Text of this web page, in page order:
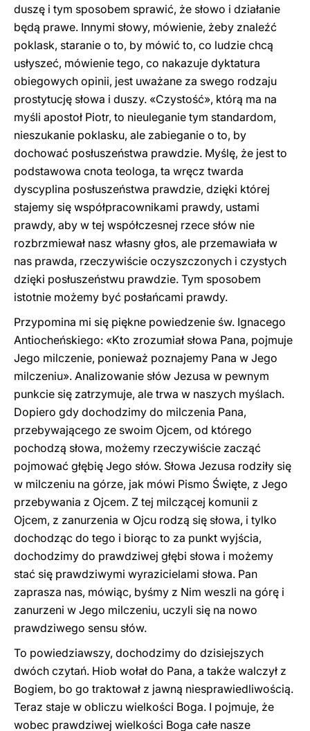
duszę i tym sposobem sprawić, że słowo i działanie
będą prawe. Innymi słowy, mówienie, żeby znaleźć
poklask, staranie o to, by mówić to, co ludzie chcą
usłyszeć, mówienie tego, co nakazuje dyktatura
obiegowych opinii, jest uważane za swego rodzaju
prostytucję słowa i duszy. «Czystość», którą ma na
myśli apostoł Piotr, to nieuleganie tym standardom,
nieszukanie poklasku, ale zabieganie o to, by
dochować posłuszeństwa prawdzie. Myślę, że jest to
podstawowa cnota teologa, ta wręcz twarda
dyscyplina posłuszeństwa prawdzie, dzięki której
stajemy się współpracownikami prawdy, ustami
prawdy, aby w tej współczesnej rzece słów nie
rozbrzmiewał nasz własny głos, ale przemawiała w
nas prawda, rzeczywiście oczyszczonych i czystych
dzięki posłuszeństwu prawdzie. Tym sposobem
istotnie możemy być posłańcami prawdy.
Przypomina mi się piękne powiedzenie św. Ignacego
Antiocheńskiego: «Kto zrozumiał słowa Pana, pojmuje
Jego milczenie, ponieważ poznajemy Pana w Jego
milczeniu». Analizowanie słów Jezusa w pewnym
punkcie się zatrzymuje, ale trwa w naszych myślach.
Dopiero gdy dochodzimy do milczenia Pana,
przebywającego ze swoim Ojcem, od którego
pochodzą słowa, możemy rzeczywiście zacząć
pojmować głębię Jego słów. Słowa Jezusa rodziły się
w milczeniu na górze, jak mówi Pismo Święte, z Jego
przebywania z Ojcem. Z tej milczącej komunii z
Ojcem, z zanurzenia w Ojcu rodzą się słowa, i tylko
dochodząc do tego i biorąc to za punkt wyjścia,
dochodzimy do prawdziwej głębi słowa i możemy
stać się prawdziwymi wyrazicielami słowa. Pan
zaprasza nas, mówiąc, byśmy z Nim weszli na górę i
zanurzeni w Jego milczeniu, uczyli się na nowo
prawdziwego sensu słów.
To powiedziawszy, dochodzimy do dzisiejszych
dwóch czytań. Hiob wołał do Pana, a także walczył z
Bogiem, bo go traktował z jawną niesprawiedliwością.
Teraz staje w obliczu wielkości Boga. I pojmuje, że
wobec prawdziwej wielkości Boga całe nasze